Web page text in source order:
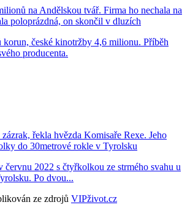
na Andělskou tvář. Firma ho nechala na
poloprázdná, on skončil v dluzích
české kinotržby 4,6 milionu. Příběh
producenta.
řekla hvězda Komisaře Rexe. Jeho
do 30metrové rokle v Tyrolsku
červnu 2022 s čtyřkolkou ze strmého svahu u
Po dvou...
ze zdrojů VIPživot.cz